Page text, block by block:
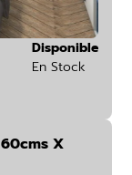
Disponible
En Stock
X